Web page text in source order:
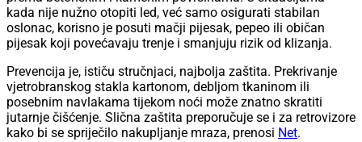
kada nije nužno otopiti led, već samo osigurati stabilan
oslonac, korisno je posuti mačji pijesak, pepeo ili običan
pijesak koji povećavaju trenje i smanjuju rizik od klizanja.
Prevencija je, ističu stručnjaci, najbolja zaštita. Prekrivanje
vjetrobranskog stakla kartonom, debljom tkaninom ili
posebnim navlakama tijekom noći može znatno skratiti
jutarnje čišćenje. Slična zaštita preporučuje se i za retrovizore
kako bi se spriječilo nakupljanje mraza, prenosi Net.